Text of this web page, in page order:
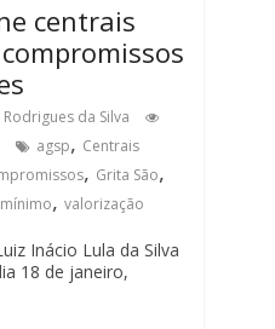
centrais
Rodrigues da Silva
agsp, Centrais
, Grita São,
, valorização
Inácio Lula da Silva
18 de janeiro,